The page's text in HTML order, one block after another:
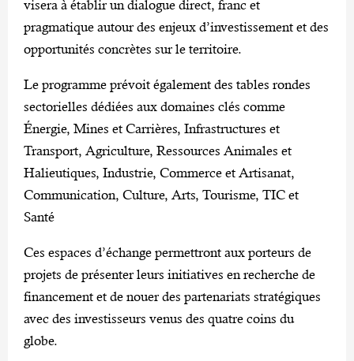
visera à établir un dialogue direct, franc et
pragmatique autour des enjeux d’investissement et des
opportunités concrètes sur le territoire.
Le programme prévoit également des tables rondes
sectorielles dédiées aux domaines clés comme
Énergie, Mines et Carrières, Infrastructures et
Transport, Agriculture, Ressources Animales et
Halieutiques, Industrie, Commerce et Artisanat,
Communication, Culture, Arts, Tourisme, TIC et
Santé
Ces espaces d’échange permettront aux porteurs de
projets de présenter leurs initiatives en recherche de
financement et de nouer des partenariats stratégiques
avec des investisseurs venus des quatre coins du
globe.